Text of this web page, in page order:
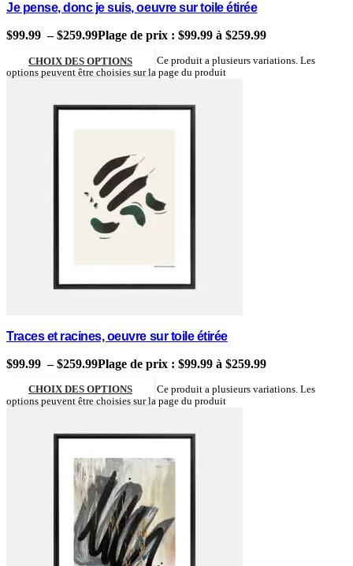
Je pense, donc je suis, oeuvre sur toile étirée
$99.99 – $259.99Plage de prix : $99.99 à $259.99
CHOIX DES OPTIONS
Ce produit a plusieurs variations. Les
options peuvent être choisies sur la page du produit
Traces et racines, oeuvre sur toile étirée
$99.99 – $259.99Plage de prix : $99.99 à $259.99
CHOIX DES OPTIONS
Ce produit a plusieurs variations. Les
options peuvent être choisies sur la page du produit